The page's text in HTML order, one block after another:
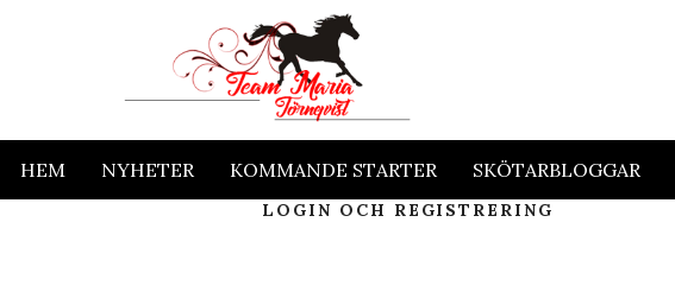
HEM NYHETER KOMMANDE STARTER SKÖTARBLOGGAR
LOGIN OCH REGISTRERING